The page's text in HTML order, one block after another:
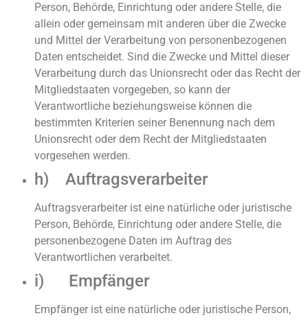
Person, Behörde, Einrichtung oder andere Stelle, die
allein oder gemeinsam mit anderen über die Zwecke
und Mittel der Verarbeitung von personenbezogenen
Daten entscheidet. Sind die Zwecke und Mittel dieser
Verarbeitung durch das Unionsrecht oder das Recht der
Mitgliedstaaten vorgegeben, so kann der
Verantwortliche beziehungsweise können die
bestimmten Kriterien seiner Benennung nach dem
Unionsrecht oder dem Recht der Mitgliedstaaten
vorgesehen werden.
h) Auftragsverarbeiter
Auftragsverarbeiter ist eine natürliche oder juristische
Person, Behörde, Einrichtung oder andere Stelle, die
personenbezogene Daten im Auftrag des
Verantwortlichen verarbeitet.
i) Empfänger
Empfänger ist eine natürliche oder juristische Person,